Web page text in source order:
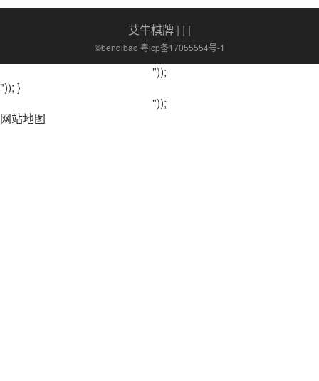
艾牛棋牌 | | |
©bendibao 粤icp备17055554号-1
"));
")); }
"));
网站地图